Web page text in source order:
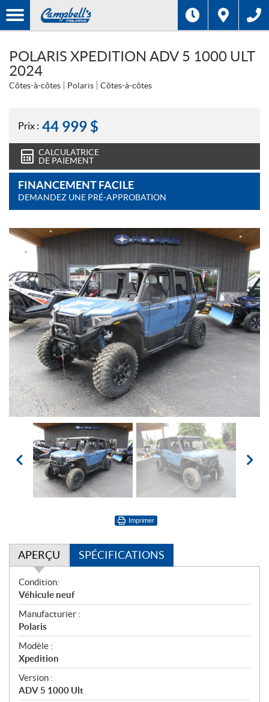
POLARIS XPEDITION ADV 5 1000 ULT
2024
Côtes-à-côtes Polaris Côtes-à-côtes
Prix : 44 999 $
CALCULATRICE
DE PAIEMENT
FINANCEMENT FACILE
DEMANDEZ UNE PRÉ-APPROBATION
Imprimer
APERÇU SPÉCIFICATIONS
A
p
e
r
ç
u
Condition:
Véhicule neuf
Manufacturier :
Polaris
Modèle :
Xpedition
Version :
ADV 5 1000 Ult